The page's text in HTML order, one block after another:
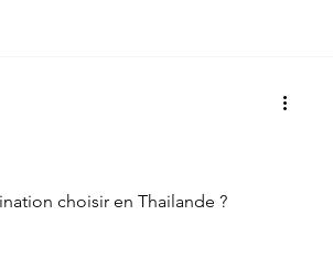
choisir en Thailande ?